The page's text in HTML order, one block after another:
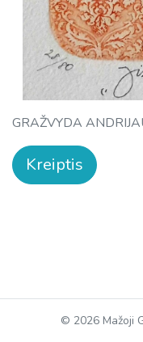
GRAŽVYDA
Kreiptis
© 2026 Mažoji